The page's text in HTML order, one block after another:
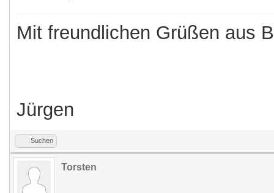
Mit freundlichen Grüßen aus
Jürgen
Suchen
Torsten